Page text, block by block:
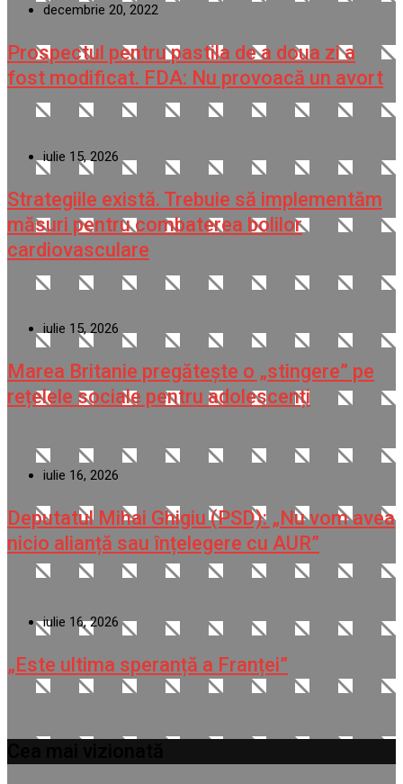
decembrie 20, 2022
Prospectul pentru pastila de a doua zi a
fost modificat. FDA: Nu provoacă un avort
iulie 15, 2026
Strategiile există. Trebuie să implementăm
măsuri pentru combaterea bolilor
cardiovasculare
iulie 15, 2026
Marea Britanie pregătește o „stingere” pe
rețelele sociale pentru adolescenți
iulie 16, 2026
Deputatul Mihai Ghigiu (PSD): „Nu vom avea
nicio alianță sau înțelegere cu AUR”
iulie 16, 2026
„Este ultima speranță a Franței”